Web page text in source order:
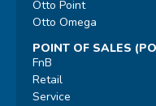
Otto Point
Otto Omega
POINT OF SALES
FnB
Retail
Service